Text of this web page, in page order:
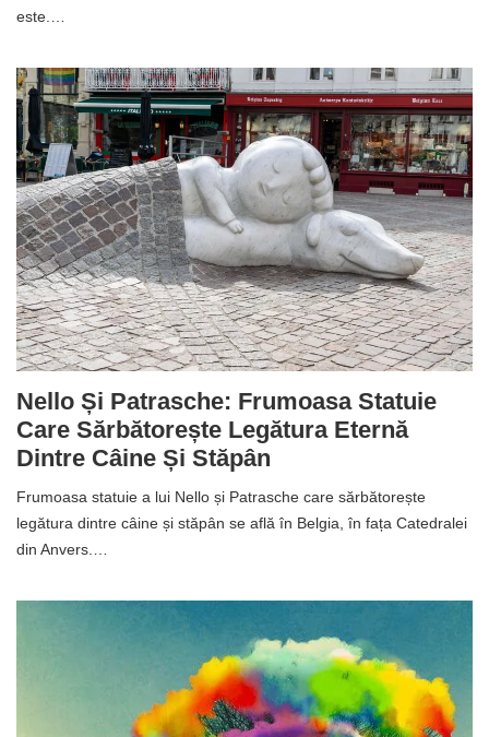
este.…
Nello Și Patrasche: Frumoasa Statuie
Care Sărbătorește Legătura Eternă
Dintre Câine Și Stăpân
Frumoasa statuie a lui Nello și Patrasche care sărbătorește
legătura dintre câine și stăpân se află în Belgia, în fața Catedralei
din Anvers.…